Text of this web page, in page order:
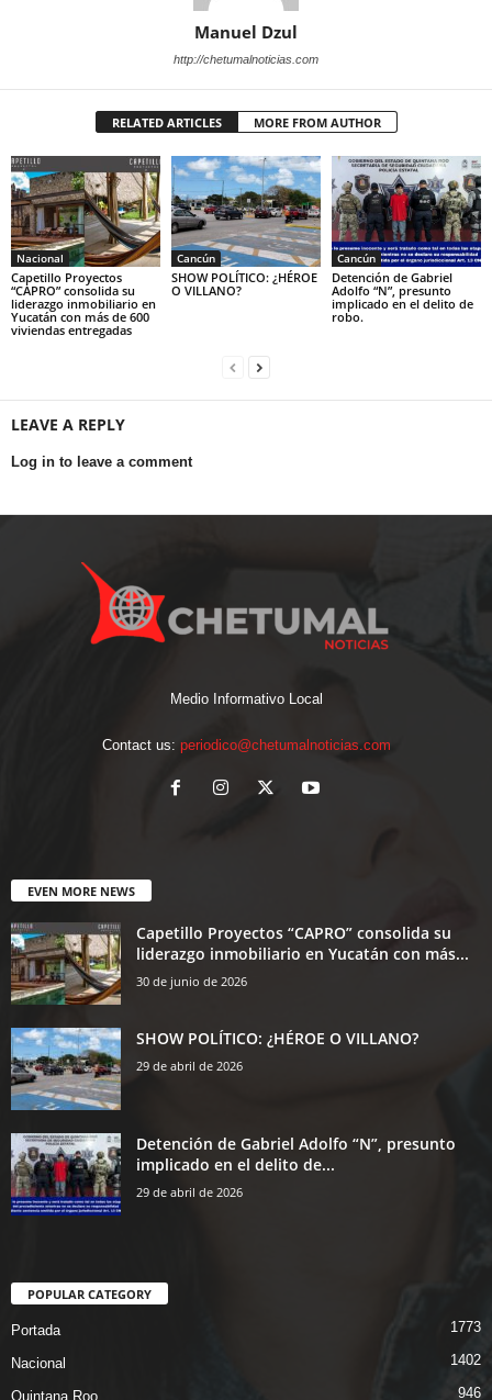
Manuel Dzul
http://chetumalnoticias.com
RELATED ARTICLES MORE FROM AUTHOR
Nacional
Capetillo Proyectos
“CAPRO” consolida su
liderazgo inmobiliario en
Yucatán con más de 600
viviendas entregadas
Cancún
SHOW POLÍTICO: ¿HÉROE
O VILLANO?
Cancún
Detención de Gabriel
Adolfo “N”, presunto
implicado en el delito de
robo.
LEAVE A REPLY
Log in to leave a comment
Medio Informativo Local
Contact us: periodico@chetumalnoticias.com
EVEN MORE NEWS
Capetillo Proyectos “CAPRO” consolida su
liderazgo inmobiliario en Yucatán con más...
30 de junio de 2026
SHOW POLÍTICO: ¿HÉROE O VILLANO?
29 de abril de 2026
Detención de Gabriel Adolfo “N”, presunto
implicado en el delito de...
29 de abril de 2026
POPULAR CATEGORY
Portada 1773
Nacional 1402
Quintana Roo 946